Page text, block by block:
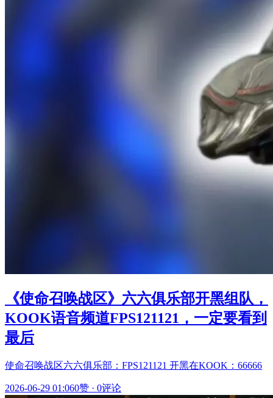
《使命召唤战区》六六俱乐部开黑组队，
KOOK语音频道FPS121121，一定要看到
最后
使命召唤战区六六俱乐部：FPS121121 开黑在KOOK：66666
2026-06-29 01:060赞 · 0评论